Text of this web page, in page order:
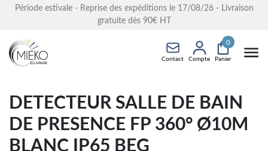
Période estivale - Reprise des expéditions le 17/08/26 - Livraison
gratuite dès 90€ HT
Contact Compte Panier
0
DETECTEUR SALLE DE BAIN
DE PRESENCE FP 360° Ø10M
BLANC IP65 BEG